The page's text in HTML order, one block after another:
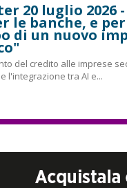
20 luglio 2026
le banche, e
di un nuovo
del credito alle imprese
l'integrazione tra AI e...